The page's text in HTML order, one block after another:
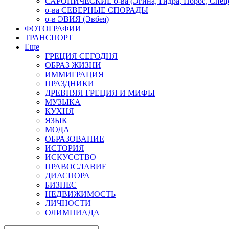
о-ва СЕВЕРНЫЕ СПОРАДЫ
о-в ЭВИЯ (Эвбея)
ФОТОГРАФИИ
ТРАНСПОРТ
Еще
ГРЕЦИЯ СЕГОДНЯ
ОБРАЗ ЖИЗНИ
ИММИГРАЦИЯ
ПРАЗДНИКИ
ДРЕВНЯЯ ГРЕЦИЯ И МИФЫ
МУЗЫКА
КУХНЯ
ЯЗЫК
МОДА
ОБРАЗОВАНИЕ
ИСТОРИЯ
ИСКУССТВО
ПРАВОСЛАВИЕ
ДИАСПОРА
БИЗНЕС
НЕДВИЖИМОСТЬ
ЛИЧНОСТИ
ОЛИМПИАДА